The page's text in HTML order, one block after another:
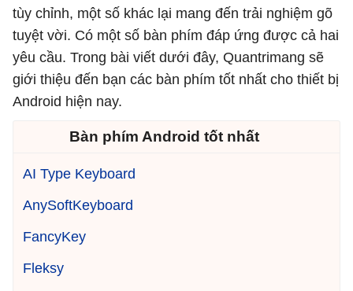
tùy chỉnh, một số khác lại mang đến trải nghiệm gõ
tuyệt vời. Có một số bàn phím đáp ứng được cả hai
yêu cầu. Trong bài viết dưới đây, Quantrimang sẽ
giới thiệu đến bạn các bàn phím tốt nhất cho thiết bị
Android hiện nay.
Bàn phím Android tốt nhất
AI Type Keyboard
AnySoftKeyboard
FancyKey
Fleksy